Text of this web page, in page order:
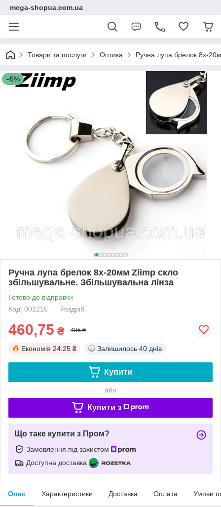
mega-shopua.com.ua
Товари та послуги Оптика Ручна лупа брелок 8x-
–5%
Ручна лупа брелок 8x-20мм Ziimp скло
збільшувальне. Збільшувальна лінза
Готово до відправки
Код: 001215
Роздріб
460,75 ₴ 485 ₴
Економія 24.25 ₴ Залишилось 40 днів
Купити
або
Купити з
Що таке купити з Пром?
Замовлення під захистом
Доступна доставка
Опис Характеристики Доставка Оплата Умови